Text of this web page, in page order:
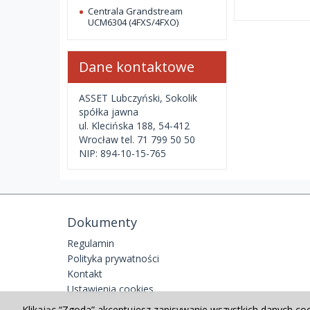
Centrala Grandstream
UCM6304 (4FXS/4FXO)
Dane kontaktowe
ASSET Lubczyński, Sokolik
spółka jawna
ul. Klecińska 188, 54-412
Wrocław tel. 71 799 50 50
NIP: 894-10-15-765
Dokumenty
Regulamin
Polityka prywatności
Kontakt
Ustawienia cookies